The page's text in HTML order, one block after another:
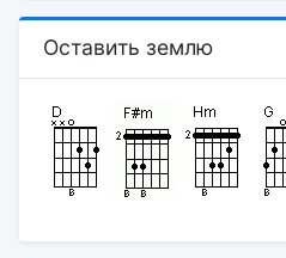
Оставить землю